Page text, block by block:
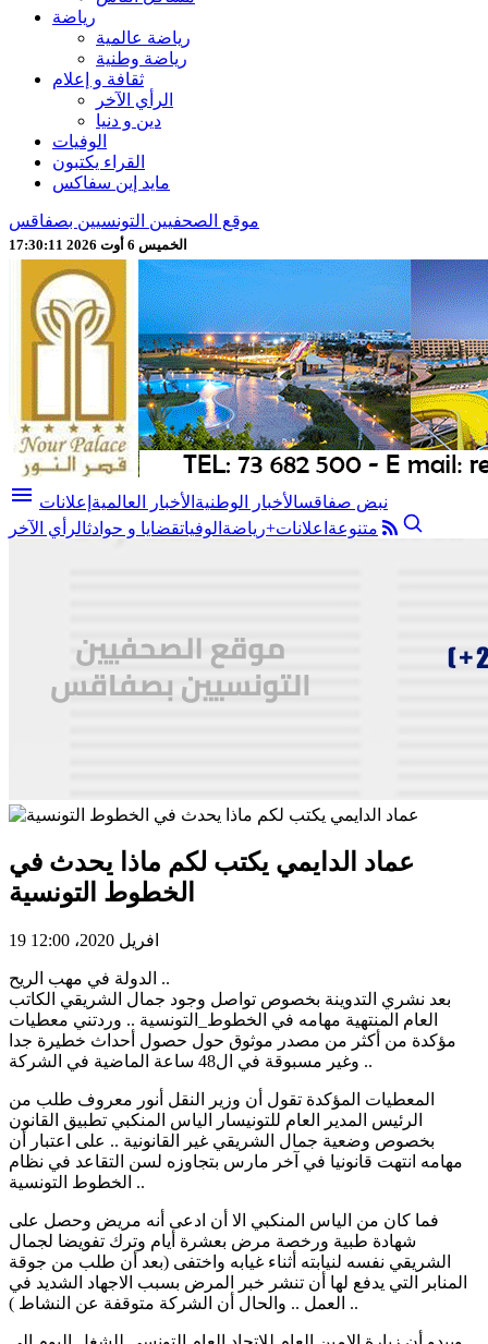
رياضة
رياضة عالمية
رياضة وطنية
ثقافة و إعلام
الرأي الآخر
دين و دنيا
الوفيات
القراء يكتبون
مايد إين سفاكس
موقع الصحفيين التونسيين بصفاقس
الخميس 6 أوت 2026 17:30:13
menu نبض صفاقسالأخبار الوطنية الأخبار العالمية إعلانات
متنوعة اعلانات+رياضة الوفياتقضايا و حوادثالرأي الآخر
عماد الدايمي يكتب لكم ماذا يحدث في
الخطوط التونسية
19 افريل 2020، 12:00
الدولة في مهب الريح ..
بعد نشري التدوينة بخصوص تواصل وجود جمال الشريقي الكاتب
العام المنتهية مهامه في الخطوط_التونسية .. وردتني معطيات
مؤكدة من أكثر من مصدر موثوق حول حصول أحداث خطيرة جدا
وغير مسبوقة في ال48 ساعة الماضية في الشركة ..
المعطيات المؤكدة تقول أن وزير النقل أنور معروف طلب من
الرئيس المدير العام للتونيسار الياس المنكبي تطبيق القانون
بخصوص وضعية جمال الشريقي غير القانونية .. على اعتبار أن
مهامه انتهت قانونيا في آخر مارس بتجاوزه لسن التقاعد في نظام
الخطوط التونسية ..
فما كان من الياس المنكبي الا أن ادعى أنه مريض وحصل على
شهادة طبية ورخصة مرض بعشرة أيام وترك تفويضا لجمال
الشريقي نفسه لنيابته أثناء غيابه واختفى (بعد أن طلب من جوقة
المنابر التي يدفع لها أن تنشر خبر المرض بسبب الاجهاد الشديد في
العمل .. والحال أن الشركة متوقفة عن النشاط ) ..